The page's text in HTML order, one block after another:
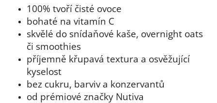
100% tvoří čisté ovoce
bohaté na vitamín C
skvělé do snídaňové kaše, overnight oats
či smoothies
příjemně křupavá textura a osvěžující
kyselost
bez cukru, barviv a konzervantů
od prémiové značky Nutiva